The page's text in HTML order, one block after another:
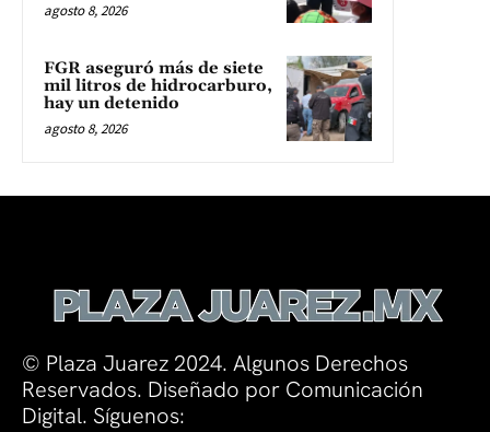
agosto 8, 2026
FGR aseguró más de siete
mil litros de hidrocarburo,
hay un detenido
agosto 8, 2026
© Plaza Juarez 2024. Algunos Derechos
Reservados. Diseñado por Comunicación
Digital. Síguenos: